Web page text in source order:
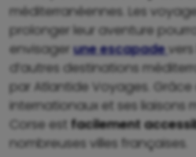
méditerranéennes. Les
prolonger leur aventure
envisagerune escapade
d’autres destinations
par Atlantide Voyages.
internationaux et ses liaisons
Corse est facilement
nombreuses villes françaises.